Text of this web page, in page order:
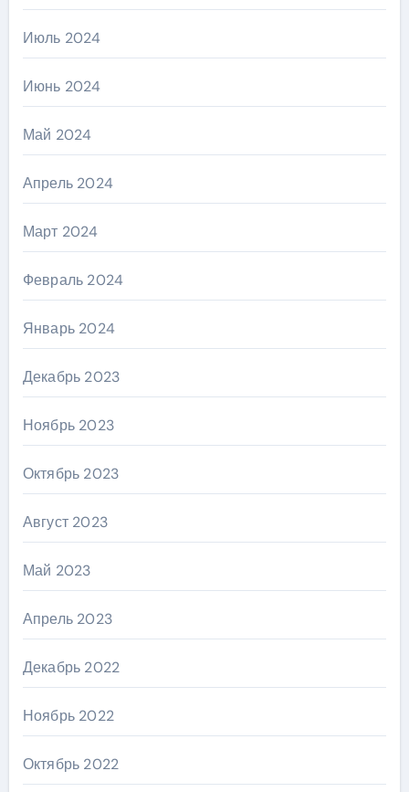
Июль 2024
Июнь 2024
Май 2024
Апрель 2024
Март 2024
Февраль 2024
Январь 2024
Декабрь 2023
Ноябрь 2023
Октябрь 2023
Август 2023
Май 2023
Апрель 2023
Декабрь 2022
Ноябрь 2022
Октябрь 2022